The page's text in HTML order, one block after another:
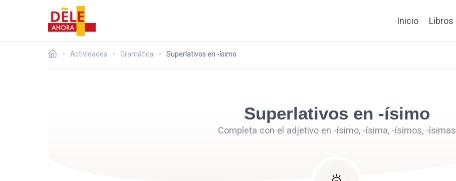
Inicio Libros
Actividades Gramática Superlativos en -ísimo
Superlativos en -ísimo
Completa con el adjetivo en -ísimo, -ísima, -ísimos, -ísimas